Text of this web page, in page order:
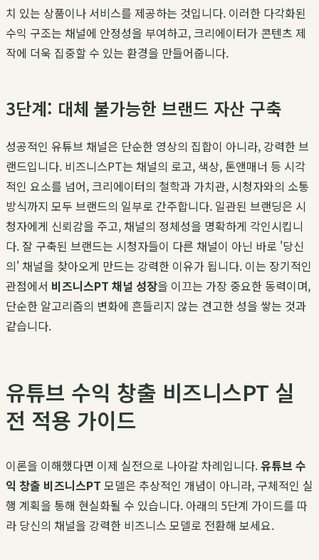
치 있는 상품이나 서비스를 제공하는 것입니다. 이러한 다각화된
수익 구조는 채널에 안정성을 부여하고, 크리에이터가 콘텐츠 제
작에 더욱 집중할 수 있는 환경을 만들어줍니다.
3단계: 대체 불가능한 브랜드 자산 구축
성공적인 유튜브 채널은 단순한 영상의 집합이 아니라, 강력한 브
랜드입니다. 비즈니스PT는 채널의 로고, 색상, 톤앤매너 등 시각
적인 요소를 넘어, 크리에이터의 철학과 가치관, 시청자와의 소통
방식까지 모두 브랜드의 일부로 간주합니다. 일관된 브랜딩은 시
청자에게 신뢰감을 주고, 채널의 정체성을 명확하게 각인시킵니
다. 잘 구축된 브랜드는 시청자들이 다른 채널이 아닌 바로 '당신
의' 채널을 찾아오게 만드는 강력한 이유가 됩니다. 이는 장기적인
관점에서 비즈니스PT 채널 성장을 이끄는 가장 중요한 동력이며,
단순한 알고리즘의 변화에 흔들리지 않는 견고한 성을 쌓는 것과
같습니다.
유튜브 수익 창출 비즈니스PT 실
전 적용 가이드
이론을 이해했다면 이제 실전으로 나아갈 차례입니다.유튜브 수
익 창출 비즈니스PT 모델은 추상적인 개념이 아니라, 구체적인 실
행 계획을 통해 현실화될 수 있습니다. 아래의 5단계 가이드를 따
라 당신의 채널을 강력한 비즈니스 모델로 전환해 보세요.